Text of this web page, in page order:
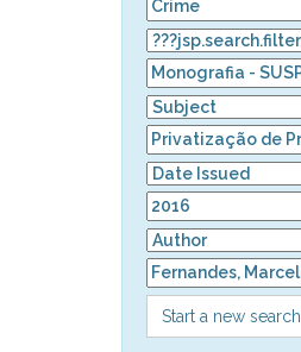
Start a new search